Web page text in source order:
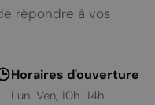
répondre à vos
Horaires d'ouverture
Lun–Ven, 10h–14h